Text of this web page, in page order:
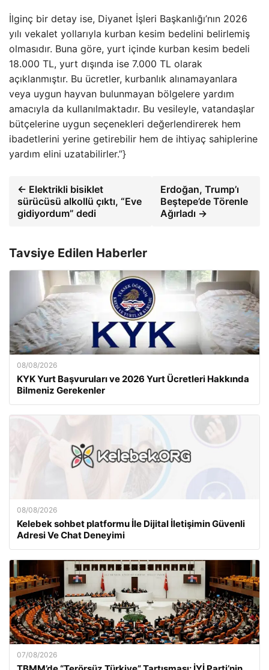
İlginç bir detay ise, Diyanet İşleri Başkanlığı’nın 2026
yılı vekalet yollarıyla kurban kesim bedelini belirlemiş
olmasıdır. Buna göre, yurt içinde kurban kesim bedeli
18.000 TL, yurt dışında ise 7.000 TL olarak
açıklanmıştır. Bu ücretler, kurbanlık alınamayanlara
veya uygun hayvan bulunmayan bölgelere yardım
amacıyla da kullanılmaktadır. Bu vesileyle, vatandaşlar
bütçelerine uygun seçenekleri değerlendirerek hem
ibadetlerini yerine getirebilir hem de ihtiyaç sahiplerine
yardım elini uzatabilirler.”}
← Elektrikli bisiklet
sürücüsü alkollü çıktı, “Eve
gidiyordum” dedi
Erdoğan, Trump’ı
Beştepe’de Törenle
Ağırladı →
Tavsiye Edilen Haberler
08/08/2026
KYK Yurt Başvuruları ve 2026 Yurt Ücretleri Hakkında
Bilmeniz Gerekenler
08/08/2026
Kelebek sohbet platformu İle Dijital İletişimin Güvenli
Adresi Ve Chat Deneyimi
07/08/2026